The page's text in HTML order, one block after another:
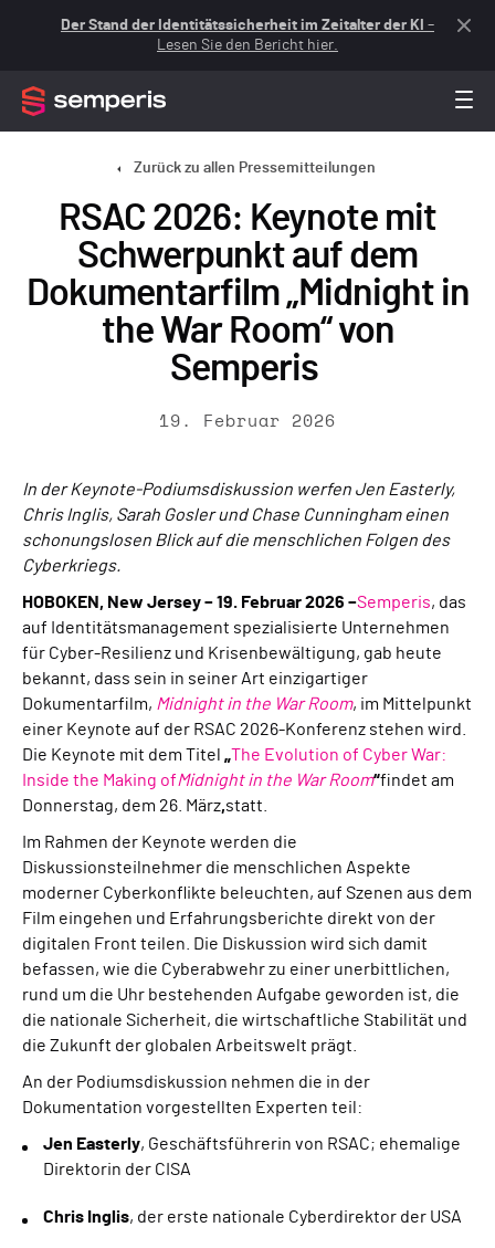
Der Stand der Identitätssicherheit im Zeitalter der KI –
Lesen Sie den Bericht hier.
Zurück zu allen Pressemitteilungen
RSAC 2026: Keynote mit
Schwerpunkt auf dem
Dokumentarfilm „Midnight in
the War Room“ von
Semperis
19. Februar 2026
In der Keynote-Podiumsdiskussion werfen Jen Easterly,
Chris Inglis, Sarah Gosler und Chase Cunningham einen
schonungslosen Blick auf die menschlichen Folgen des
Cyberkriegs.
HOBOKEN, New Jersey – 19. Februar 2026 –Semperis, das
auf Identitätsmanagement spezialisierte Unternehmen
für Cyber-Resilienz und Krisenbewältigung, gab heute
bekannt, dass sein in seiner Art einzigartiger
Dokumentarfilm, Midnight in the War Room, im Mittelpunkt
einer Keynote auf der RSAC 2026-Konferenz stehen wird.
Die Keynote mit dem Titel „The Evolution of Cyber War:
Inside the Making ofMidnight in the War Room“findet am
Donnerstag, dem 26. März,statt.
Im Rahmen der Keynote werden die
Diskussionsteilnehmer die menschlichen Aspekte
moderner Cyberkonflikte beleuchten, auf Szenen aus dem
Film eingehen und Erfahrungsberichte direkt von der
digitalen Front teilen. Die Diskussion wird sich damit
befassen, wie die Cyberabwehr zu einer unerbittlichen,
rund um die Uhr bestehenden Aufgabe geworden ist, die
die nationale Sicherheit, die wirtschaftliche Stabilität und
die Zukunft der globalen Arbeitswelt prägt.
An der Podiumsdiskussion nehmen die in der
Dokumentation vorgestellten Experten teil:
Jen Easterly, Geschäftsführerin von RSAC; ehemalige
Direktorin der CISA
Chris Inglis, der erste nationale Cyberdirektor der USA